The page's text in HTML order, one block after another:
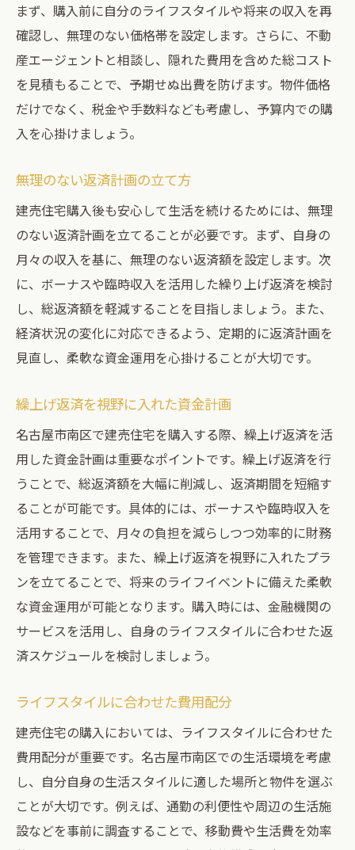
まず、購入前に自分のライフスタイルや将来の収入を再
確認し、無理のない価格帯を設定します。さらに、不動
産エージェントと相談し、隠れた費用を含めた総コスト
を見積もることで、予期せぬ出費を防げます。物件価格
だけでなく、税金や手数料なども考慮し、予算内での購
入を心掛けましょう。
無理のない返済計画の立て方
建売住宅購入後も安心して生活を続けるためには、無理
のない返済計画を立てることが必要です。まず、自身の
月々の収入を基に、無理のない返済額を設定します。次
に、ボーナスや臨時収入を活用した繰り上げ返済を検討
し、総返済額を軽減することを目指しましょう。また、
経済状況の変化に対応できるよう、定期的に返済計画を
見直し、柔軟な資金運用を心掛けることが大切です。
繰上げ返済を視野に入れた資金計画
名古屋市南区で建売住宅を購入する際、繰上げ返済を活
用した資金計画は重要なポイントです。繰上げ返済を行
うことで、総返済額を大幅に削減し、返済期間を短縮す
ることが可能です。具体的には、ボーナスや臨時収入を
活用することで、月々の負担を減らしつつ効率的に財務
を管理できます。また、繰上げ返済を視野に入れたプラ
ンを立てることで、将来のライフイベントに備えた柔軟
な資金運用が可能となります。購入時には、金融機関の
サービスを活用し、自身のライフスタイルに合わせた返
済スケジュールを検討しましょう。
ライフスタイルに合わせた費用配分
建売住宅の購入においては、ライフスタイルに合わせた
費用配分が重要です。名古屋市南区での生活環境を考慮
し、自分自身の生活スタイルに適した場所と物件を選ぶ
ことが大切です。例えば、通勤の利便性や周辺の生活施
設などを事前に調査することで、移動費や生活費を効率